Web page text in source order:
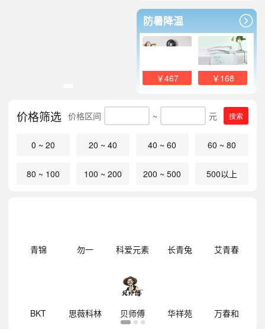
防暑降温
￥467 ￥168
价格筛选 价格区间 ~ 元 搜索
0 ~ 20 20 ~ 40 40 ~ 60 60 ~ 80
80 ~ 100 100 ~ 200 200 ~ 500 500以上
青锦 勿一 科爱元素 长青兔 艾青春
BKT 思薇科林 贝师傅 华祥苑 万春和